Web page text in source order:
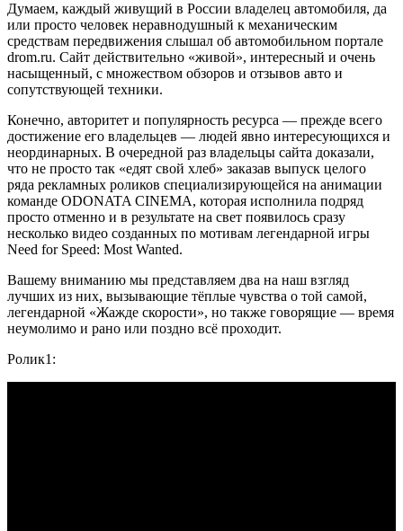
Думаем, каждый живущий в России владелец автомобиля, да
или просто человек неравнодушный к механическим
средствам передвижения слышал об автомобильном портале
drom.ru. Сайт действительно «живой», интересный и очень
насыщенный, с множеством обзоров и отзывов авто и
сопутствующей техники.
Конечно, авторитет и популярность ресурса — прежде всего
достижение его владельцев — людей явно интересующихся и
неординарных. В очередной раз владельцы сайта доказали,
что не просто так «едят свой хлеб» заказав выпуск целого
ряда рекламных роликов специализирующейся на анимации
команде ODONATA CINEMA, которая исполнила подряд
просто отменно и в результате на свет появилось сразу
несколько видео созданных по мотивам легендарной игры
Need for Speed: Most Wanted.
Вашему вниманию мы представляем два на наш взгляд
лучших из них, вызывающие тёплые чувства о той самой,
легендарной «Жажде скорости», но также говорящие — время
неумолимо и рано или поздно всё проходит.
Ролик1: